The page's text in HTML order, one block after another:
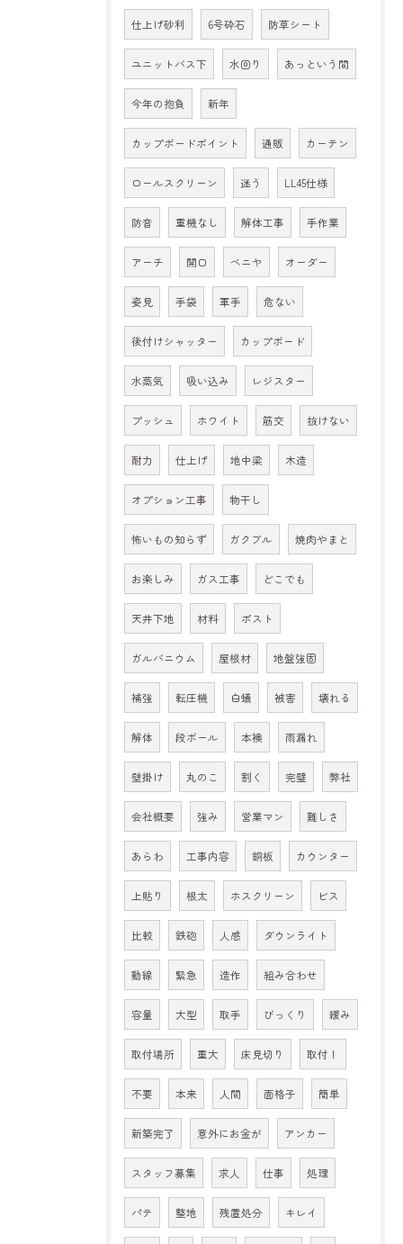
仕上げ砂利 6号砕石 防草シート
ユニットバス下 水回り あっという間
今年の抱負 新年
カップボードポイント 通販 カーテン
ロールスクリーン 迷う LL45仕様
防音 重機なし 解体工事 手作業
アーチ 開口 ベニヤ オーダー
姿見 手袋 軍手 危ない
後付けシャッター カップボード
水蒸気 吸い込み レジスター
プッシュ ホワイト 筋交 抜けない
耐力 仕上げ 地中梁 木造
オプション工事 物干し
怖いもの知らず ガクブル 焼肉やまと
お楽しみ ガス工事 どこでも
天井下地 材料 ポスト
ガルバニウム 屋根材 地盤強固
補強 転圧機 白蟻 被害 壊れる
解体 段ボール 本襖 雨漏れ
壁掛け 丸のこ 割く 完璧 弊社
会社概要 強み 営業マン 難しさ
あらわ 工事内容 銅板 カウンター
上貼り 根太 ホスクリーン ビス
比較 鉄砲 人感 ダウンライト
動線 緊急 造作 組み合わせ
容量 大型 取手 びっくり 緩み
取付場所 重大 床見切り 取付！
不要 本来 人間 面格子 簡単
新築完了 意外にお金が アンカー
スタッフ募集 求人 仕事 処理
パテ 整地 残置処分 キレイ